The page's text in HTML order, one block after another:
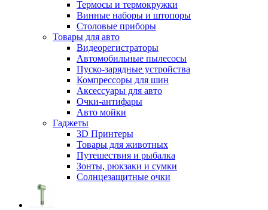
Термосы и термокружки
Винные наборы и штопоры
Столовые приборы
Товары для авто
Видеорегистраторы
Автомобильные пылесосы
Пуско-зарядные устройства
Компрессоры для шин
Аксессуары для авто
Очки-антифары
Авто мойки
Гаджеты
3D Принтеры
Товары для животных
Путешествия и рыбалка
Зонты, рюкзаки и сумки
Солнцезащитные очки